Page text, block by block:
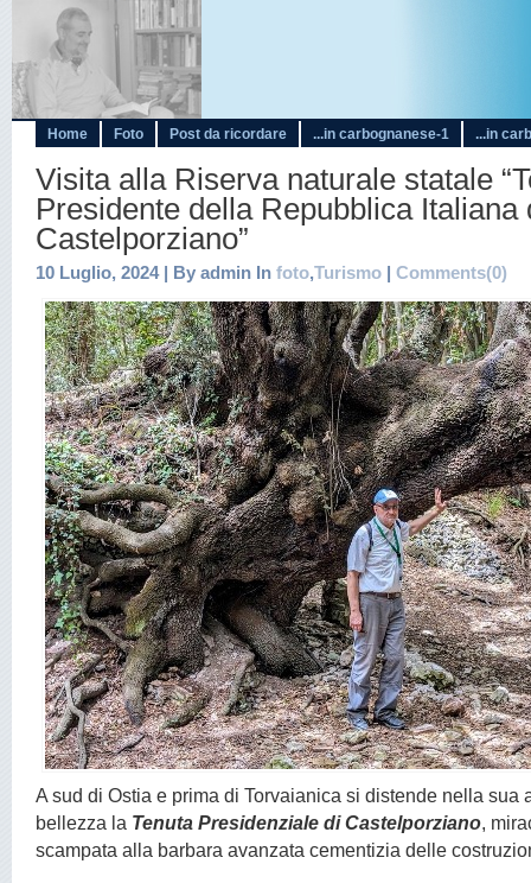
Home Foto Post da ricordare ...in carbognanese-1 ...in
Visita alla Riserva naturale statale
Presidente della Repubblica Italiana
Castelporziano”
10 Luglio, 2024 | By admin In foto,Turismo | Comments(0)
A sud di Ostia e prima di Torvaianica si distende nella sua
bellezza la Tenuta Presidenziale di Castelporziano,
scampata alla barbara avanzata cementizia delle